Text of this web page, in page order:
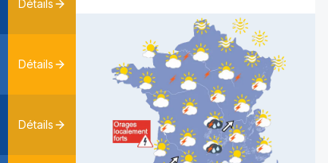
Détails
Détails
Détails